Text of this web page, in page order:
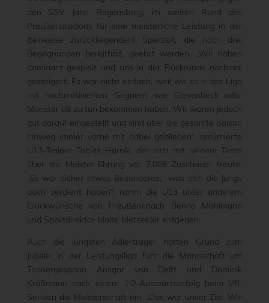
den SSV Jahn Regensburg, im weiten Rund des
Preußenstadions für eine meisterliche Leistung in der
(teilweise zurückliegenden) Spielzeit, die noch drei
Begegnungen bereithält, geehrt werden. „Wir haben
dominant gespielt und uns in der Rückrunde nochmal
gesteigert. Es war nicht einfach, weil wir es in der Liga
mit hochmotivierten Gegnern wie Gievenbeck oder
Münster 08 zu tun bekommen haben. Wir waren jedoch
gut darauf eingestellt und sind über die gesamte Saison
hinweg immer vorne mit dabei geblieben“, resümierte
U13-Trainer Tobias Harnik, der sich mit seinem Team
über die Meister-Ehrung vor 7.008 Zuschauer freute:
„Es war sicher etwas Besonderes, was sich die Jungs
auch verdient haben“, nahm die U13 unter anderem
Glückwünsche von Preußencoach Benno Möhlmann
und Sportdirektor Malte Metzelder entgegen.
Auch die jüngsten Adlerträger hatten Grund zum
Jubeln: In der Leistungsliga fuhr die Mannschaft um
Trainergespann Ansgar von Delft und Dominik
Krüßmann nach einem 1:0-Auswärtserfolg beim VfL
Senden die Meisterschaft ein. „Das war unser Ziel. Wir